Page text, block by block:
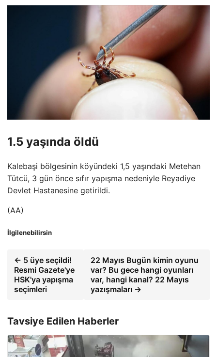
1.5 yaşında öldü
Kalebaşi bölgesinin köyündeki 1,5 yaşındaki Metehan
Tütcü, 3 gün önce sıfır yapışma nedeniyle Reyadiye
Devlet Hastanesine getirildi.
(AA)
İlgilenebilirsin
← 5 üye seçildi!
Resmi Gazete'ye
HSK'ya yapışma
seçimleri
22 Mayıs Bugün kimin oyunu
var? Bu gece hangi oyunları
var, hangi kanal? 22 Mayıs
yazışmaları →
Tavsiye Edilen Haberler